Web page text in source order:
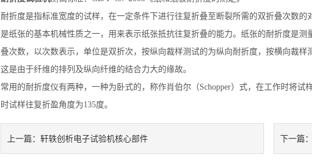
耐折度是指标准宽度的试样，在一定条件下进行往复折叠至断裂所需的双折叠次数
是纸张的基本机械性质之一，用来表示纸张抵抗往复折叠的能力。纸张的耐折度是
叠次数，以次数表示，单位是双折次，按纵向裁样测试的为纵向耐折度，按横向裁
这是由于纤维的排列及纵向纤维的结合力大的缘故。
常用的耐折度仪有两种，一种为卧式的，称作肖伯尔（Schopper）式，在工作时将
时试样往复折盈角度为135度。
上一篇： 轩轶创析电子试验机核心部件 下一篇